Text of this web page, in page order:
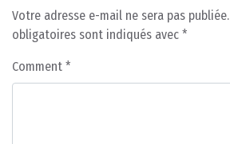
Votre adresse e-mail ne sera pas publiée.
obligatoires sont indiqués avec *
Comment *